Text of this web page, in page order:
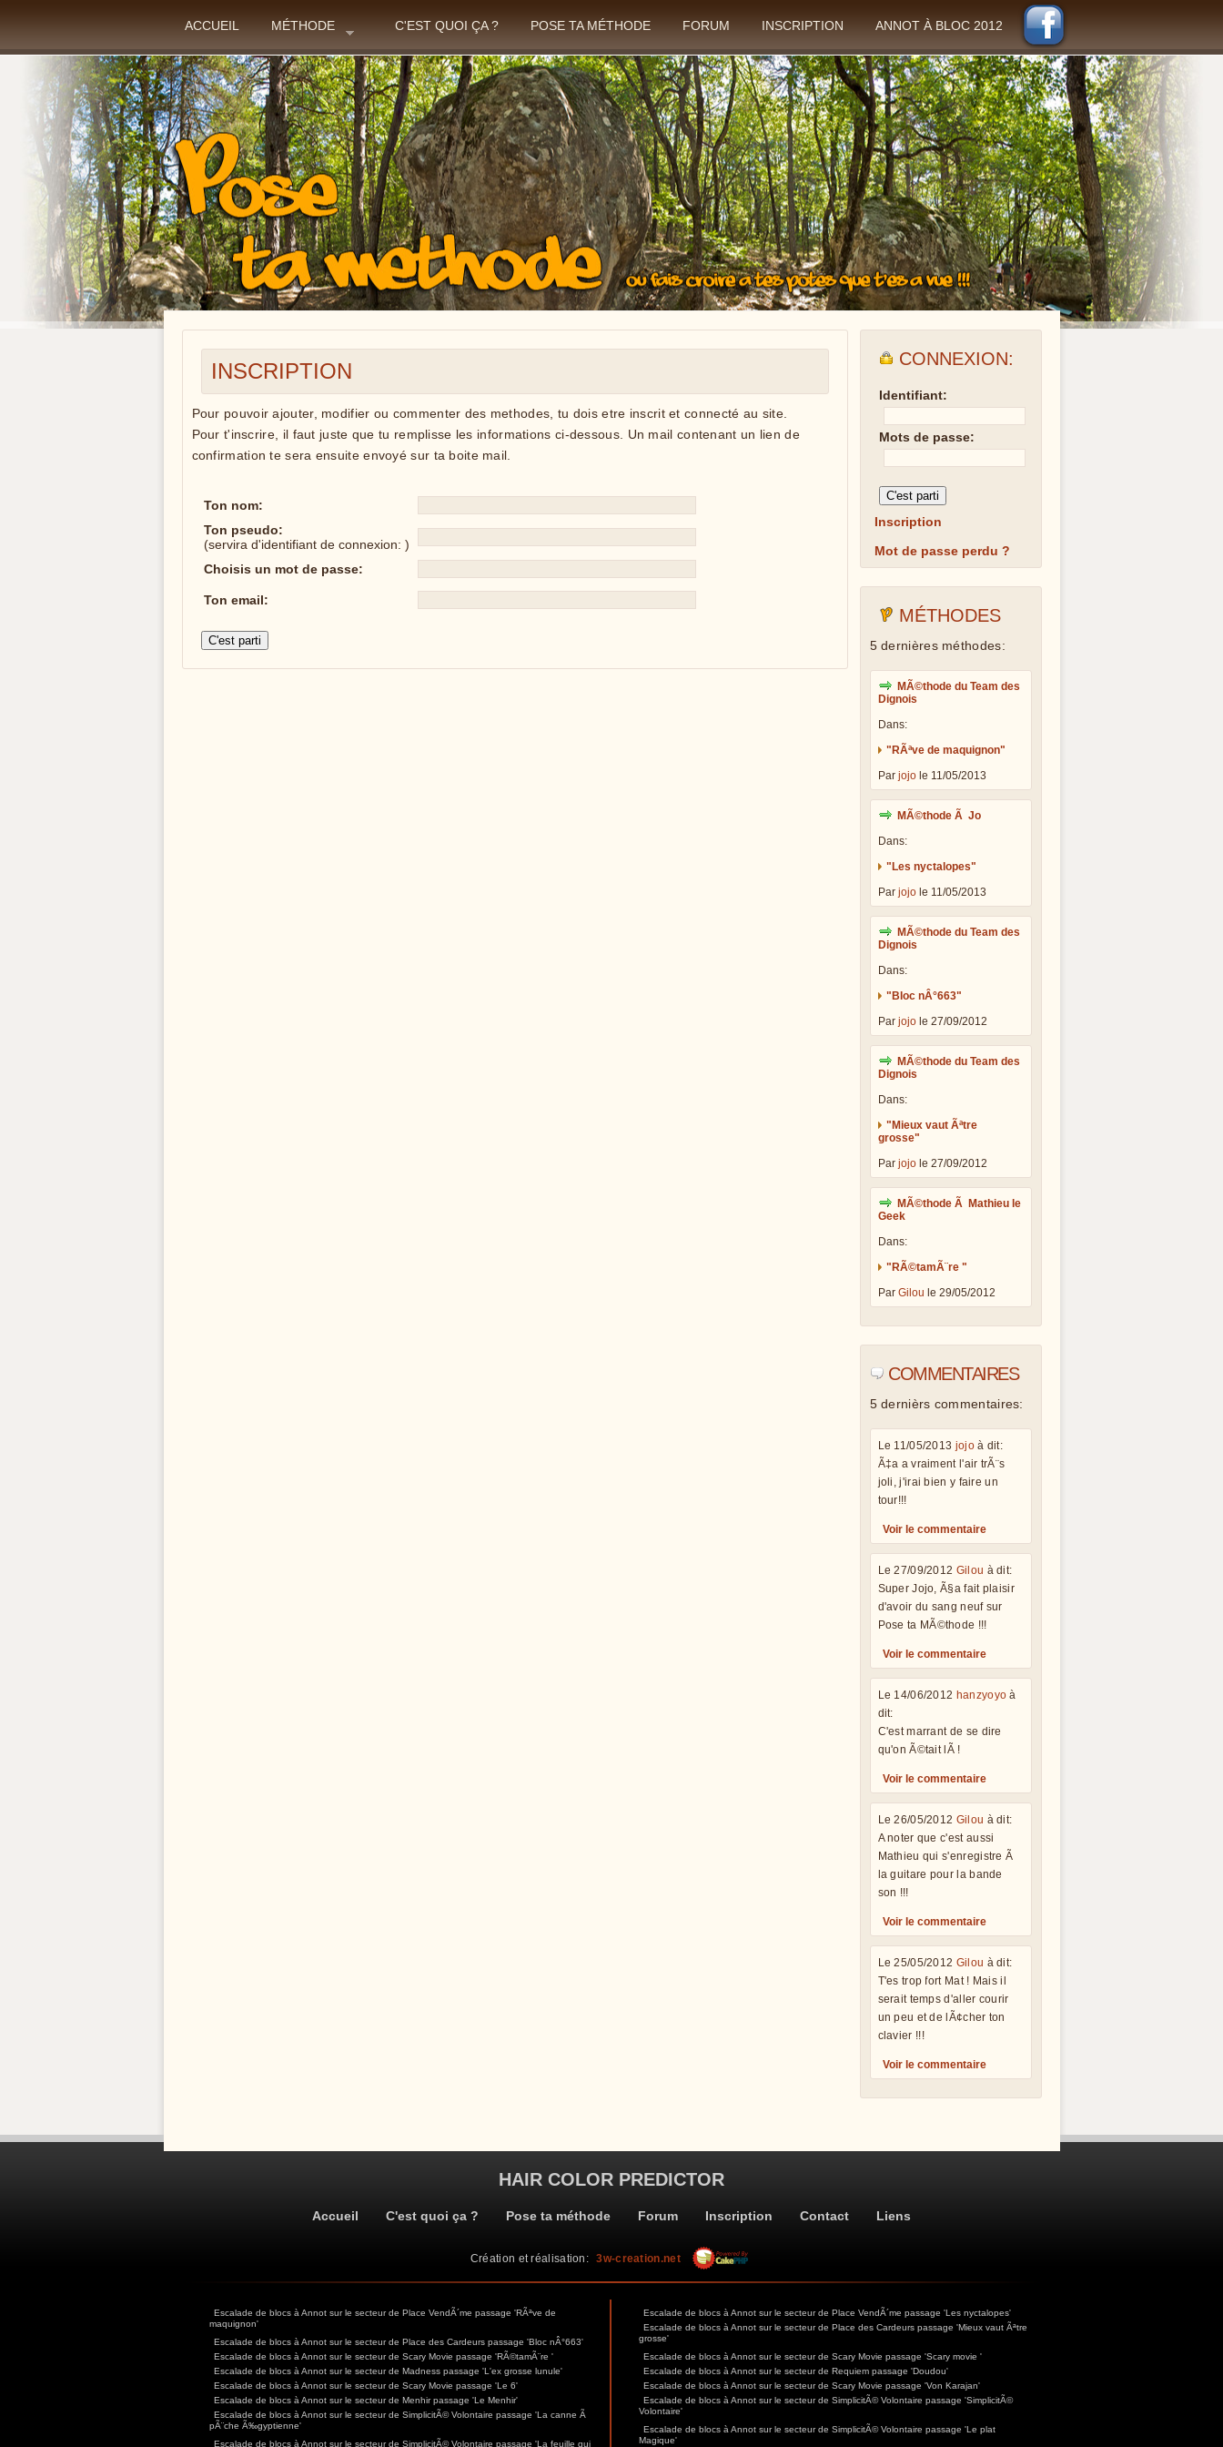
ACCUEIL MÉTHODE C'EST QUOI ÇA ? POSE TA MÉTHODE FORUM INSCRIPTION ANNOT À BLOC 2012
CONNEXION:
Identifiant:
Mots de passe:
Inscription
Mot de passe perdu ?
MÉTHODES
5 dernières méthodes:
MÃ©thode du Team des
Dignois
Dans:
"RÃªve de maquignon"
Par jojole 11/05/2013
MÃ©thode Ã Jo
Dans:
"Les nyctalopes"
Par jojole 11/05/2013
MÃ©thode du Team des
Dignois
Dans:
"Bloc nÂ°663"
Par jojole 27/09/2012
MÃ©thode du Team des
Dignois
Dans:
"Mieux vaut Ãªtre
grosse"
Par jojole 27/09/2012
MÃ©thode Ã Mathieu le
Geek
Dans:
"RÃ©tamÃ¨re "
Par Gilou le 29/05/2012
COMMENTAIRES
5 dernièrs commentaires:
Le 11/05/2013 jojoà dit:
Ã‡a a vraiment l'air trÃ¨s
joli, j'irai bien y faire un
tour!!!
Voir le commentaire
Le 27/09/2012 Gilou à dit:
Super Jojo, Ã§a fait plaisir
d'avoir du sang neuf sur
Pose ta MÃ©thode !!!
Voir le commentaire
Le 14/06/2012 hanzyoyoà
dit:
C'est marrant de se dire
qu'on Ã©tait lÃ !
Voir le commentaire
Le 26/05/2012 Gilou à dit:
A noter que c'est aussi
Mathieu qui s'enregistre Ã
la guitare pour la bande
son !!!
Voir le commentaire
Le 25/05/2012 Gilou à dit:
T'es trop fort Mat ! Mais il
serait temps d'aller courir
un peu et de lÃ¢cher ton
clavier !!!
Voir le commentaire
INSCRIPTION
Pour pouvoir ajouter, modifier ou commenter des methodes, tu dois etre inscrit et connecté au site.
Pour t'inscrire, il faut juste que tu remplisse les informations ci-dessous. Un mail contenant un lien de
confirmation te sera ensuite envoyé sur ta boite mail.
Ton nom:
Ton pseudo:
(servira d'identifiant de connexion: )
Choisis un mot de passe:
Ton email:
HAIR COLOR PREDICTOR
Accueil C'est quoi ça ? Pose ta méthode Forum Inscription Contact Liens
Création et réalisation: 3w-creation.net
Escalade de blocs à Annot sur le secteur de Place VendÃ´me passage 'RÃªve de
maquignon'
Escalade de blocs à Annot sur le secteur de Place des Cardeurs passage 'Bloc nÂ°663'
Escalade de blocs à Annot sur le secteur de Scary Movie passage 'RÃ©tamÃ¨re '
Escalade de blocs à Annot sur le secteur de Madness passage 'L'ex grosse lunule'
Escalade de blocs à Annot sur le secteur de Scary Movie passage 'Le 6'
Escalade de blocs à Annot sur le secteur de Menhir passage 'Le Menhir'
Escalade de blocs à Annot sur le secteur de SimplicitÃ© Volontaire passage 'La canne Ã
pÃ¨che Ã‰gyptienne'
Escalade de blocs à Annot sur le secteur de SimplicitÃ© Volontaire passage 'La feuille qui
Escalade de blocs à Annot sur le secteur de Place VendÃ´me passage 'Les nyctalopes'
Escalade de blocs à Annot sur le secteur de Place des Cardeurs passage 'Mieux vaut Ãªtre
grosse'
Escalade de blocs à Annot sur le secteur de Scary Movie passage 'Scary movie '
Escalade de blocs à Annot sur le secteur de Requiem passage 'Doudou'
Escalade de blocs à Annot sur le secteur de Scary Movie passage 'Von Karajan'
Escalade de blocs à Annot sur le secteur de SimplicitÃ© Volontaire passage 'SimplicitÃ©
Volontaire'
Escalade de blocs à Annot sur le secteur de SimplicitÃ© Volontaire passage 'Le plat
Magique'